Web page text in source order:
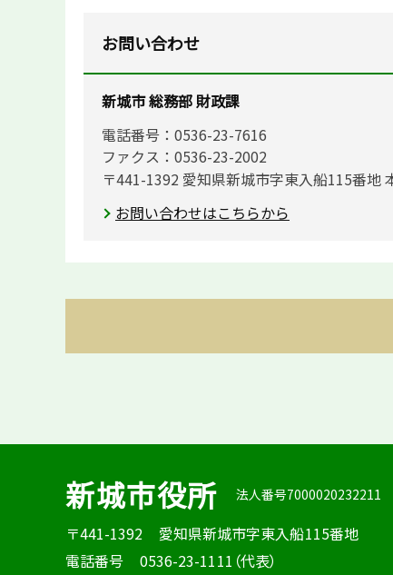
お問い合わせ
新城市 総務部 財政課
電話番号：0536-23-7616
ファクス：0536-23-2002
〒441-1392 愛知県新城市字東入船115番地
お問い合わせはこちらから
新城市役所 法人番号7000020232211
〒441-1392
愛知県新城市字東入船115番地
電話番号
0536-23-1111（代表）